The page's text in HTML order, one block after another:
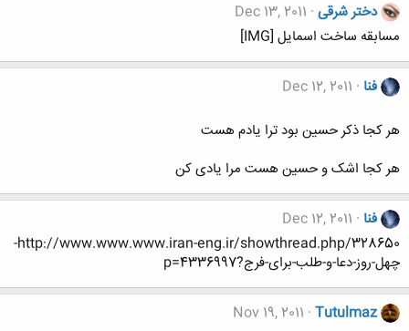
دختر شرقی Dec 13, 2011
مسابقه ساخت اسمایل [IMG]
فنا Dec 12, 2011
هر کجا ذکر حسین بود ترا یادم هست
هر کجا اشک و حسین هست مرا یادی کن
فنا Dec 12, 2011
http://www.www.www.iran-eng.ir/showthread.php/328650-
چهل-روز-دعا-و-طلب-برای-فرج?p=4336997
Tutulmaz
Nov 19, 2011